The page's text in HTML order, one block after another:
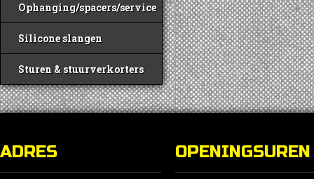
Ophanging/spacers/service
Silicone slangen
Sturen & stuurverkorters
ADRES OPENINGSUREN